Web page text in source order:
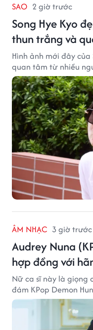
SAO 2 giờ trước
Song Hye Kyo
thun trắng và
Hình ảnh mới đây
quan tâm từ nhiều
ÂM NHẠC 3 giờ trước
Audrey Nuna
hợp đồng với
Nữ ca sĩ này là giọng
đám KPop Demon